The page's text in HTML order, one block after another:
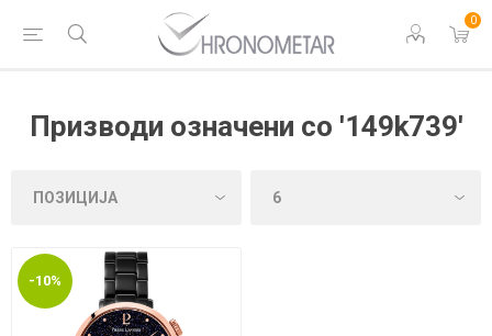
0
Призводи означени со '149k739'
-10%